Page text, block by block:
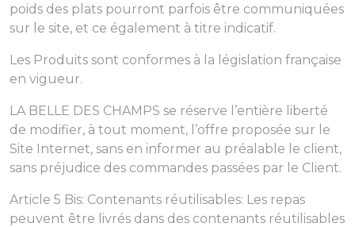
poids des plats pourront parfois être communiquées
sur le site, et ce également à titre indicatif.
Les Produits sont conformes à la législation française
en vigueur.
LA BELLE DES CHAMPS se réserve l’entière liberté
de modifier, à tout moment, l’offre proposée sur le
Site Internet, sans en informer au préalable le client,
sans préjudice des commandes passées par le Client.
Article 5 Bis: Contenants réutilisables: Les repas
peuvent être livrés dans des contenants réutilisables